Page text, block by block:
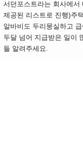
서던포스트라는 회사에서
제공된 리스트로 진행)주
알바비도 두리뭉실하고
두달 넘어 지급받은 일이
들 알려주세요.